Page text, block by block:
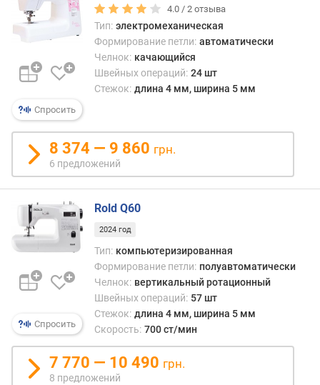
о
р
т
ь
и
т
я
/
м
и
)
с
у
н
к
Спросить
4.0 /2 отзыва
Тип: электромеханическая
Формирование петли: автоматически
Челнок: качающийся
Швейных операций: 24 шт
Стежок: длина 4 мм, ширина 5 мм
8 374 — 9 860 грн.
6 предложений
Спросить
Rold Q60
2024 год
Тип: компьютеризированная
Формирование петли: полуавтоматически
Челнок: вертикальный ротационный
Швейных операций: 57 шт
Стежок: длина 4 мм, ширина 5 мм
Скорость: 700 ст/мин
7 770 — 10 490 грн.
8 предложений